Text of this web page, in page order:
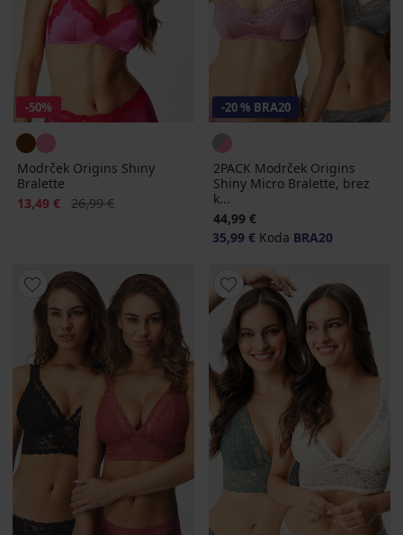
-50%
Modrček Origins Shiny
Bralette
Popust
13,49 € Prvotna cena
26,99 €
-20 % BRA20
2PACK Modrček Origins
Shiny Micro Bralette, brez
k...
44,99 €
35,99 € Koda BRA20